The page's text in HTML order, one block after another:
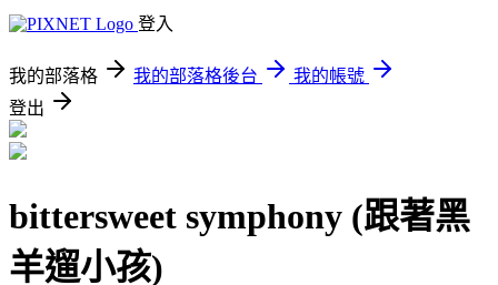
登入
我的部落格 我的部落格後台
我的帳號
登出
bittersweet symphony (跟著黑
羊遛小孩)